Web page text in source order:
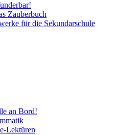
Zauberbuch
für die Sekundarschule
an Bord!
Lektüren